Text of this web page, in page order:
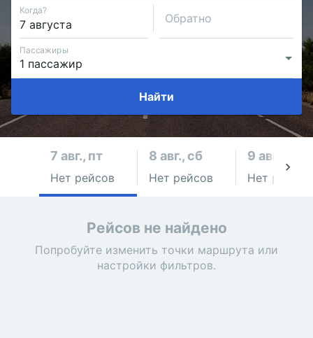
Когда?
Обратно
Пассажиры
Найти
7 авг., пт
Нет рейсов
8 авг., сб
Нет рейсов
9 авг., вс
Нет рейсов
Рейсов не найдено
Попробуйте изменить точки маршрута или
настройки фильтров.